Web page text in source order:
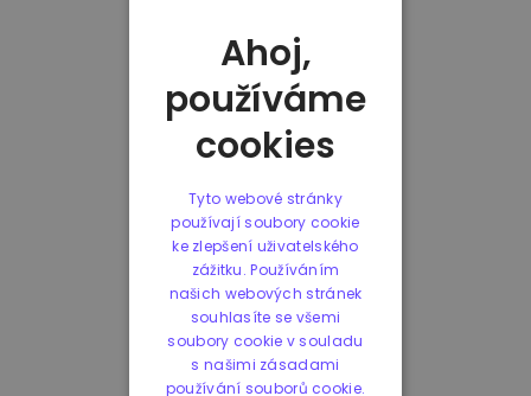
Ahoj,
používáme
cookies
Tyto webové stránky
používají soubory cookie
ke zlepšení uživatelského
zážitku. Používáním
našich webových stránek
souhlasíte se všemi
soubory cookie v souladu
s našimi zásadami
používání souborů cookie.